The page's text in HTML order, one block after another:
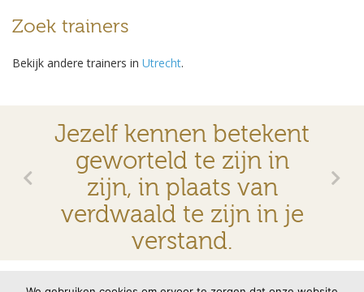
Zoek trainers
Bekijk andere trainers in Utrecht.
Jezelf kennen betekent
geworteld te zijn in
zijn, in plaats van
verdwaald te zijn in je
verstand.
© 2026 VMBN Contact Disclaimer Privacyverklaring